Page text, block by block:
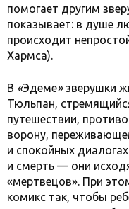
помогает другим
показывает: в душе
происходит
Хармса).
В «Эдеме»зверушки
Тюльпан,
путешествии,
ворону,
и спокойных
и смерть — они
«мертвецов». При
комикс так, чтобы